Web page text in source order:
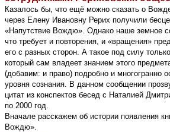
Казалось бы, что ещё можно сказать о
через Елену Ивановну Рерих получили
«Напутствие Вождю». Однако наше земное
что требует и повторения, и «вращения»
его с разных сторон. А такое под силу
который сам владеет знанием этого
(добавим: и право) подробно и многогранно
уровня сознания. В данном сообщении
цитат из конспектов бесед с Наталией
по 2000 год.
Вначале расскажем об истории появления
Вождю».